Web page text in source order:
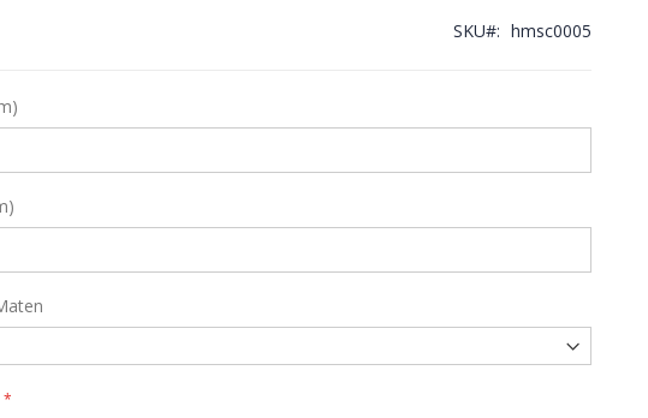
SKU hmsc0005